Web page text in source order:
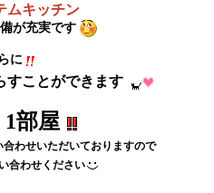
ムキッチン
が充実です
に
すことができます
部屋
合わせいただいておりますので
合わせください